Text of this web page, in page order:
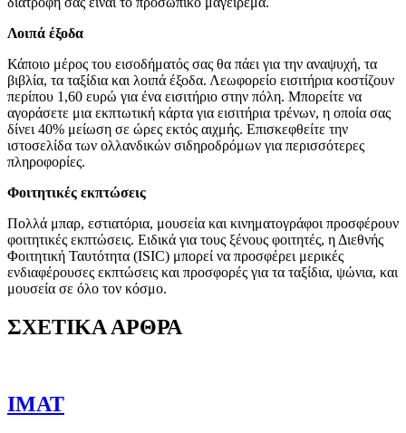
Λοιπά έξοδα
Κάποιο μέρος του εισοδήματός σας θα πάει για την αναψυχή, τα
βιβλία, τα ταξίδια και λοιπά έξοδα. Λεωφορείο εισιτήρια κοστίζουν
περίπου 1,60 ευρώ για ένα εισιτήριο στην πόλη. Μπορείτε να
αγοράσετε μια εκπτωτική κάρτα για εισιτήρια τρένων, η οποία σας
δίνει 40% μείωση σε ώρες εκτός αιχμής. Επισκεφθείτε την
ιστοσελίδα των ολλανδικών σιδηροδρόμων για περισσότερες
πληροφορίες.
Φοιτητικές εκπτώσεις
Πολλά μπαρ, εστιατόρια, μουσεία και κινηματογράφοι προσφέρουν
φοιτητικές εκπτώσεις. Ειδικά για τους ξένους φοιτητές, η Διεθνής
Φοιτητική Ταυτότητα (ISIC) μπορεί να προσφέρει μερικές
ενδιαφέρουσες εκπτώσεις και προσφορές για τα ταξίδια, ψώνια, και
μουσεία σε όλο τον κόσμο.
ΣΧΕΤΙΚΑ ΑΡΘΡΑ
ΙΜΑΤ